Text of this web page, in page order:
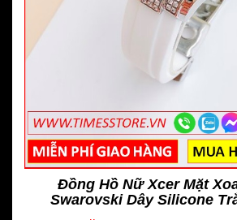
Đồng Hồ Nữ Xcer Mặt
Swarovski Dây Silicone